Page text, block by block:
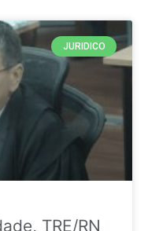
JURIDICO
TRE/RN